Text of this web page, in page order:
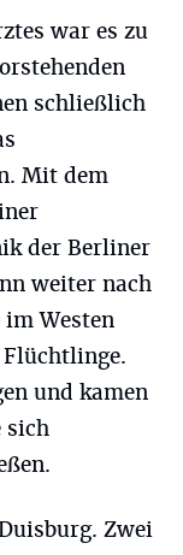
war es zu
schließlich
Mit dem
der Berliner
weiter nach
Westen
und kamen
sich
Zwei